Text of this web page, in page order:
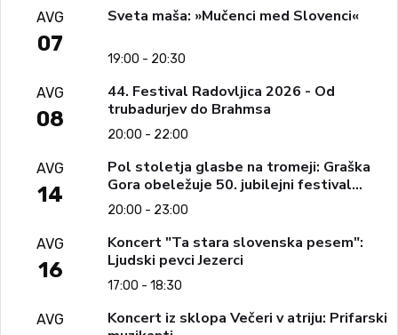
AVG
07
Sveta maša: »Mučenci med Slovenci«
19:00 - 20:30
AVG
08
44. Festival Radovljica 2026 - Od
trubadurjev do Brahmsa
20:00 - 22:00
AVG
14
Pol stoletja glasbe na tromeji: Graška
Gora obeležuje 50. jubilejni festival
narodno-zabavne glasbe
20:00 - 23:00
AVG
16
Koncert "Ta stara slovenska pesem":
Ljudski pevci Jezerci
17:00 - 18:30
AVG
Koncert iz sklopa Večeri v atriju: Prifarski